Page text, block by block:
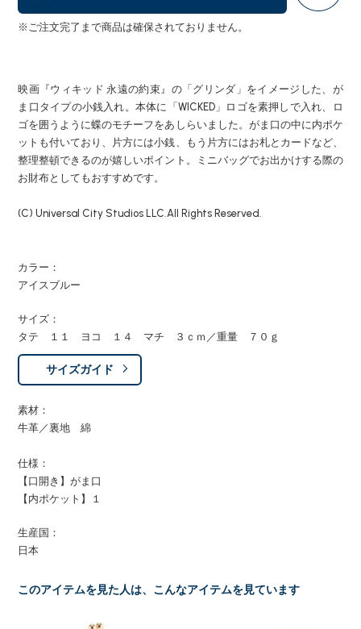
※ご注文完了まで商品は確保されておりません。
映画『ウィキッド 永遠の約束』の「グリンダ」をイメージした、が
ま口タイプの小銭入れ。本体に「WICKED」ロゴを素押しで入れ、ロ
ゴを囲うように蝶のモチーフをあしらいました。がま口の中に内ポケ
ットも付いており、片方には小銭、もう片方にはお札とカードなど、
整理整頓できるのが嬉しいポイント。ミニバッグでお出かけする際の
お財布としてもおすすめです。
(C) Universal City Studios LLC.All Rights Reserved.
カラー：
アイスブルー
サイズ：
タテ １１ ヨコ １４ マチ ３ｃｍ／重量 ７０ｇ
サイズガイド
素材：
牛革／裏地 綿
仕様：
【口開き】がま口
【内ポケット】１
生産国：
日本
このアイテムを見た人は、こんなアイテムを見ています